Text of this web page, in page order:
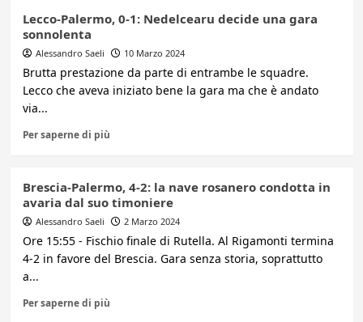
Lecco-Palermo, 0-1: Nedelcearu decide una gara
sonnolenta
Alessandro Saeli 10 Marzo 2024
Brutta prestazione da parte di entrambe le squadre.
Lecco che aveva iniziato bene la gara ma che è andato
via...
Per saperne di più
Brescia-Palermo, 4-2: la nave rosanero condotta in
avaria dal suo timoniere
Alessandro Saeli 2 Marzo 2024
Ore 15:55 - Fischio finale di Rutella. Al Rigamonti termina
4-2 in favore del Brescia. Gara senza storia, soprattutto
a...
Per saperne di più